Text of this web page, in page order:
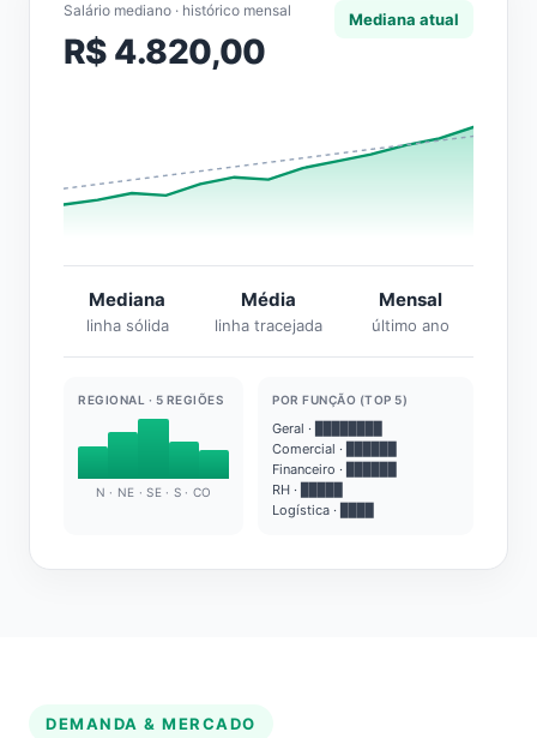
Salário mediano · histórico mensal
R$ 4.820,00
Mediana atual
Mediana
linha sólida
Média
linha tracejada
Mensal
último ano
REGIONAL · 5 REGIÕES
N · NE · SE · S · CO
POR FUNÇÃO (TOP 5)
Geral · ████████
Comercial · ██████
Financeiro · ██████
RH · █████
Logística · ████
DEMANDA & MERCADO